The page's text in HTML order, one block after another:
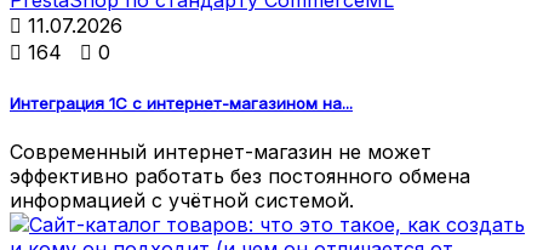
 11.07.2026
 164  0
Интеграция 1С с интернет-магазином на...
Современный интернет-магазин не может
эффективно работать без постоянного обмена
информацией с учётной системой.